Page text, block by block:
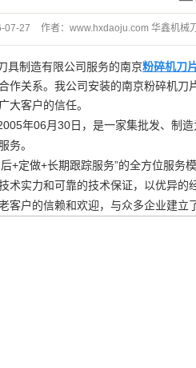
07-27 作者： www.hxdaoju.com 华鑫机械
472
制造有限公司服务的南京粉碎机刀
作关系。我公司安装的南京粉碎机
大客户的信任。
06月30日，是一家集批发、制造
务。
做+长期跟踪服务”的全方位服务模
术实力和可靠的技术保证，以优异
客户的信赖和欢迎，与众多企业建立